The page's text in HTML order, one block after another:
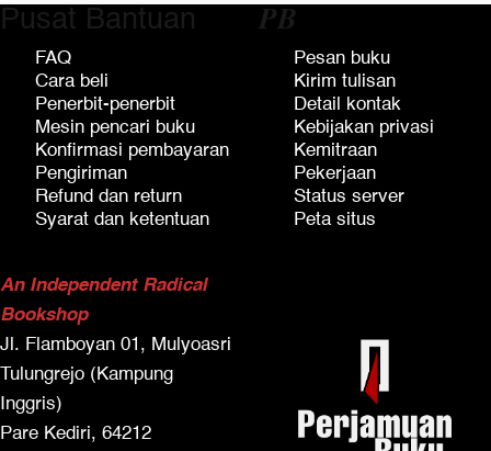
Pusat Bantuan
FAQ
Cara beli
Penerbit-penerbit
Mesin pencari buku
Konfirmasi pembayaran
Pengiriman
Refund dan return
Syarat dan ketentuan
𝑷𝑩
Pesan buku
Kirim tulisan
Detail kontak
Kebijakan privasi
Kemitraan
Pekerjaan
Status server
Peta situs
An Independent Radical
Bookshop
Jl. Flamboyan 01, Mulyoasri
Tulungrejo (Kampung
Inggris)
Pare Kediri, 64212